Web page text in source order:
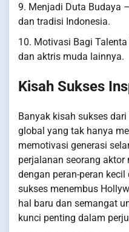
9. Menjadi Duta Budaya
dan tradisi Indonesia.
10. Motivasi Bagi
dan aktris muda lainnya.
Kisah Sukses
Banyak kisah sukses
global yang tak hanya
memotivasi generasi
perjalanan seorang
dengan peran-peran
sukses menembus
hal baru dan semangat
kunci penting dalam